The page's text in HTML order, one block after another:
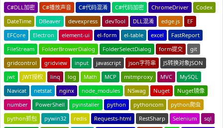
C#DLL加密
C#播放声音 C#代码混淆 C#代码加密 ChromeDriver
Codex
DateTime
DBeaver devexpress devTool DLL混淆 edge.js
EF
EFCore
Electron element-ui el-form el-table excel
FastReport
FileStream
FolderBrowerDialog FolderSelectDialog form提交
git
gridcontrol
gridview input javascript json字符串
JS转换对象JSON
jwt
JWT授权 linq log Math MCP mitmproxy MVC
MySQL
Navicat
netstat nginx node_modules NSwag Nuget
Nuget镜像
number
PowerShell pyinstaller python pythoncom
python爬虫
python抓包
pywin32 redis Requests-html RestSharp Selenium
sql